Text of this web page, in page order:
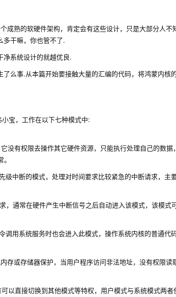
成熟的软硬件架构，肯定会有这些设计，只是大部分人不
多干嘛，你也管不了.
净系统设计的就越优良.
么事.从本篇开始要接触大量的汇编的代码，将鸿蒙内核
宝，工作在以下七种模式中:
没有权限去操作其它硬件资源，只能执行处理自己的数据
级中断的模式，处理对时间要求比较紧急的中断请求，主
，通常在硬件产生中断信号之后自动进入该模式，该模式
调用系统服务时也会进入此模式，操作系统内核的普通代
存或存储器保护，当用户程序访问非法地址，没有权限读
以直接切换到其他模式等特权，用户模式与系统模式两者